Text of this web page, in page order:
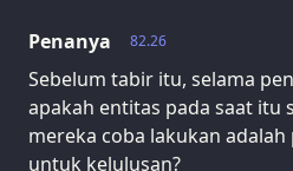
82.26
Penanya
Sebelum tabir itu, selama
apakah entitas pada saat itu
mereka coba lakukan
untuk kelulusan?